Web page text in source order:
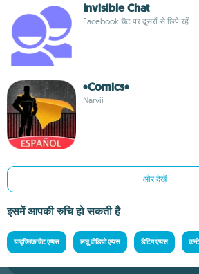
Invisible Chat
Facebook चैट पर दूसरों से छिपे रहें
•Comics•
Narvii
और देखें
इसमें आपकी रुचि हो सकती है
यादृच्छिक चैट एप्पस लघु वीडियो एप्पस डेटिंग एप्पस